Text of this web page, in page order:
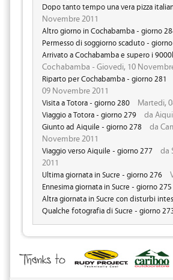
Dopo tanto tempo una vera pizza
Novembre 2011
Altro giorno in Cochabamba - giorno
Permesso di soggiorno scaduto -
Arrivato a Cochabamba e supero i
Cochabamba - Giovedi, 10
Riparto per Cochabamba - giorno 281
09 Novembre 2011
Visita a Totora - giorno 280 Martedi,
Viaggio a Totora - giorno 279 da
Giunto ad Aiquile - giorno 278
da
Novembre 2011
Viaggio verso Aiquile - giorno 277
da
2011
Ultima giornata in Sucre - giorno 276
Ennesima giornata in Sucre - giorno 275
Altra giornata in Sucre con disturbi
Qualche fotografia di Sucre - giorno